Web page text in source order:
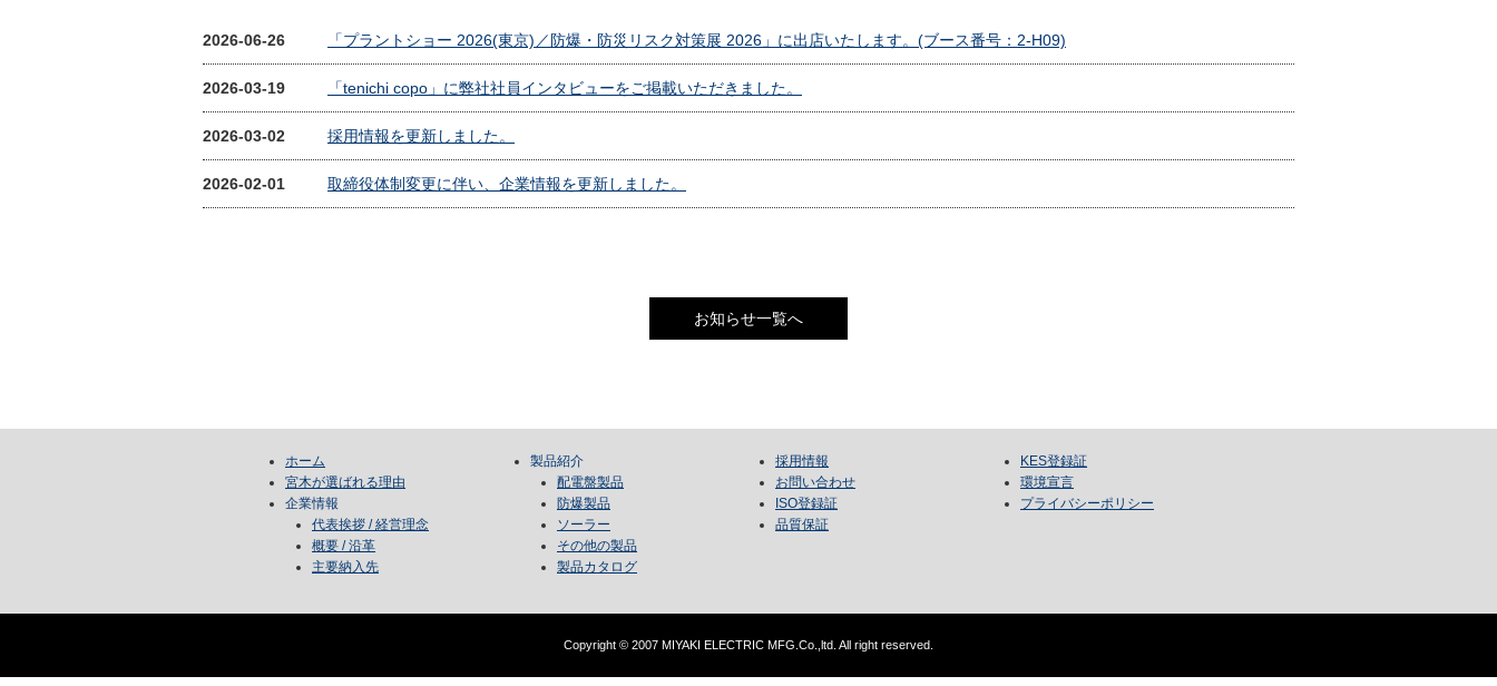
2026-06-26 「プラントショー 2026(東京)／防爆・防災リスク対策展 2026」に出店いたします。(ブース番号：2-H09)
2026-03-19 「tenichi copo」に弊社社員インタビューをご掲載いただきました。
2026-03-02 採用情報を更新しました。
2026-02-01 取締役体制変更に伴い、企業情報を更新しました。
お知らせ一覧へ
ホーム
宮木が選ばれる理由
企業情報
代表挨拶 / 経営理念
概要 / 沿革
主要納入先
製品紹介
配電盤製品
防爆製品
ソーラー
その他の製品
製品カタログ
採用情報
お問い合わせ
ISO登録証
品質保証
KES登録証
環境宣言
プライバシーポリシー
Copyright © 2007 MIYAKI ELECTRIC MFG.Co.,ltd. All right reserved.